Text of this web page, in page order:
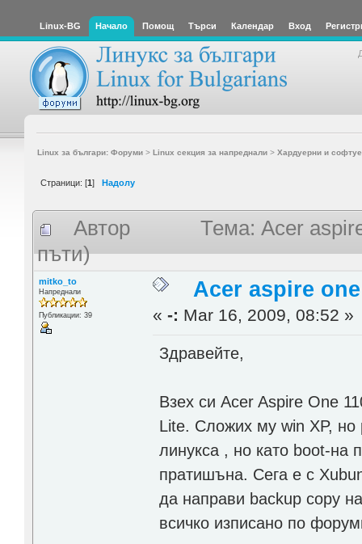
Linux-BG Начало Помощ Търси Календар Вход
Linux за българи: Форуми> Linux секция за напреднали> Хардуерни и
Страници: [1] Надолу
Автор
Тема: Acer
пъти)
mitko_to
Напреднали
Публикации: 39
Acer aspire
«-: Mar 16, 2009, 08:52 »
Здравейте,
Взех си Acer Aspire One
Lite. Сложих му win XP, но
линукса , но като boot-
пратишъна. Сега е с
да направи backup copy
всичко изписано по